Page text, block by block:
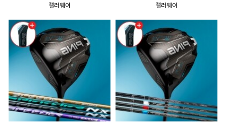
캘러웨이
캘러웨이